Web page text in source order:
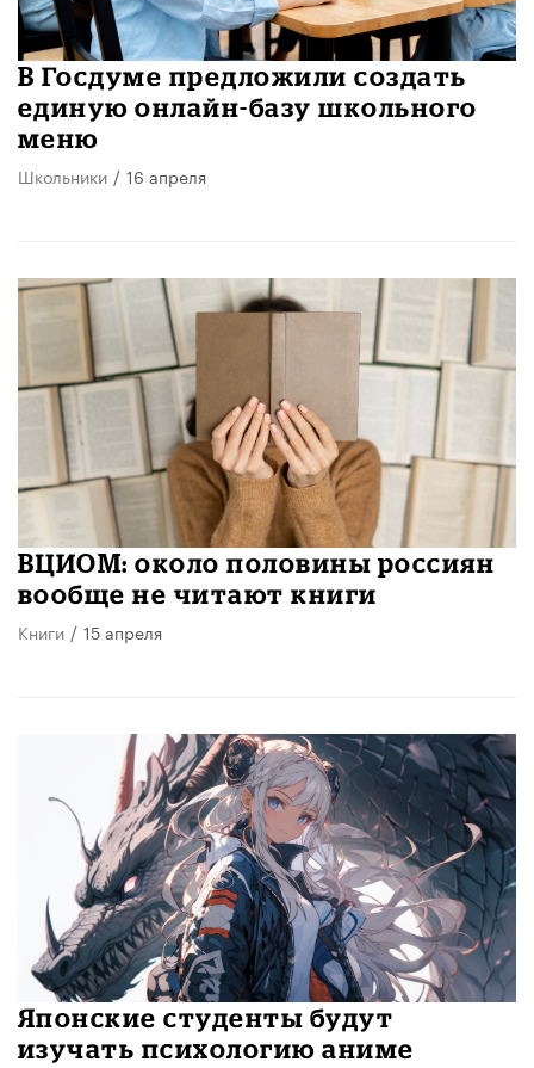
В Госдуме предложили создать
единую онлайн-базу школьного
меню
Школьники / 16 апреля
ВЦИОМ: около половины россиян
вообще не читают книги
Книги / 15 апреля
Японские студенты будут
изучать психологию аниме